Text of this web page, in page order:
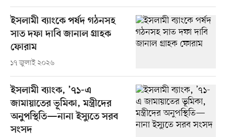
ইসলামী ব্যাংকে পর্ষদ গঠনসহ
সাত দফা দাবি জানাল গ্রাহক
ফোরাম
১৭ জুলাই ২০২৬
ইসলামী ব্যাংক, ’৭১-এ
জামায়াতের ভূমিকা, মন্ত্রীদের
অনুপস্থিতি—নানা ইস্যুতে সরব
সংসদ